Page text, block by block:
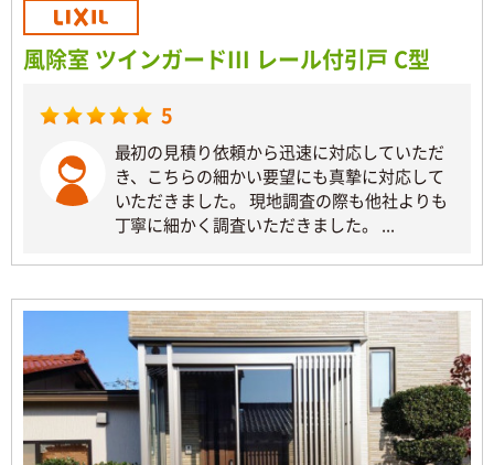
風除室 ツインガードIII レール付引戸 C型
5
最初の見積り依頼から迅速に対応していただ
き、こちらの細かい要望にも真摯に対応して
いただきました。 現地調査の際も他社よりも
丁寧に細かく調査いただきました。 ...